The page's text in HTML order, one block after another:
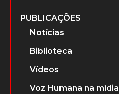
PUBLICAÇÕES
Notícias
Biblioteca
Vídeos
Voz Humana na mídia